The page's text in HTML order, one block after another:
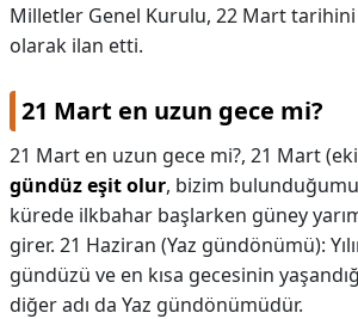
Milletler Genel Kurulu, 22 Mart
olarak ilan etti.
21 Mart en uzun gece mi?
21 Mart en uzun gece mi?, 21 Mart
gündüz eşit olur, bizim
kürede ilkbahar başlarken güney
girer. 21 Haziran (Yaz gündönümü):
gündüzü ve en kısa gecesinin
diğer adı da Yaz gündönümüdür.